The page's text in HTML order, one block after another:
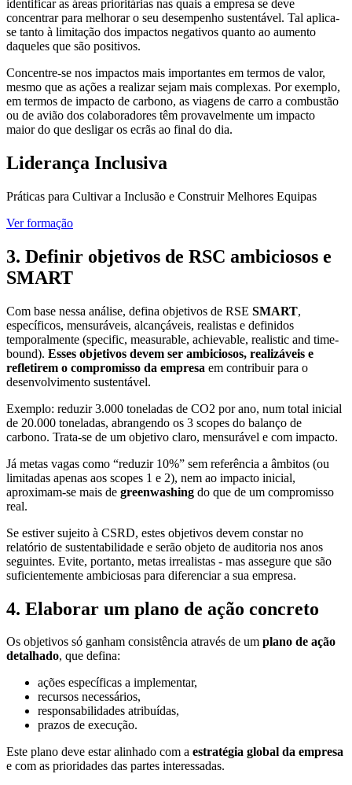
identificar as áreas prioritárias nas quais a empresa se deve
concentrar para melhorar o seu desempenho sustentável. Tal aplica-
se tanto à limitação dos impactos negativos quanto ao aumento
daqueles que são positivos.
Concentre-se nos impactos mais importantes em termos de valor,
mesmo que as ações a realizar sejam mais complexas. Por exemplo,
em termos de impacto de carbono, as viagens de carro a combustão
ou de avião dos colaboradores têm provavelmente um impacto
maior do que desligar os ecrãs ao final do dia.
Liderança Inclusiva
Práticas para Cultivar a Inclusão e Construir Melhores Equipas
Ver formação
3. Definir objetivos de RSC ambiciosos e
SMART
Com base nessa análise, defina objetivos de RSE SMART,
específicos, mensuráveis, alcançáveis, realistas e definidos
temporalmente (specific, measurable, achievable, realistic and time-
bound). Esses objetivos devem ser ambiciosos, realizáveis e
refletirem o compromisso da empresa em contribuir para o
desenvolvimento sustentável.
Exemplo: reduzir 3.000 toneladas de CO2 por ano, num total inicial
de 20.000 toneladas, abrangendo os 3 scopes do balanço de
carbono. Trata-se de um objetivo claro, mensurável e com impacto.
Já metas vagas como “reduzir 10%” sem referência a âmbitos (ou
limitadas apenas aos scopes 1 e 2), nem ao impacto inicial,
aproximam-se mais de greenwashing do que de um compromisso
real.
Se estiver sujeito à CSRD, estes objetivos devem constar no
relatório de sustentabilidade e serão objeto de auditoria nos anos
seguintes. Evite, portanto, metas irrealistas - mas assegure que são
suficientemente ambiciosas para diferenciar a sua empresa.
4. Elaborar um plano de ação concreto
Os objetivos só ganham consistência através de um plano de ação
detalhado, que defina:
ações específicas a implementar,
recursos necessários,
responsabilidades atribuídas,
prazos de execução.
Este plano deve estar alinhado com a estratégia global da empresa
e com as prioridades das partes interessadas.